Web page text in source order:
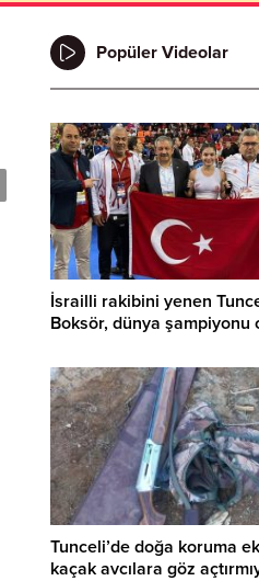
Popüler Videolar
İsrailli rakibini yenen
Boksör, dünya şampiyonu
Tunceli’de doğa koruma
kaçak avcılara göz